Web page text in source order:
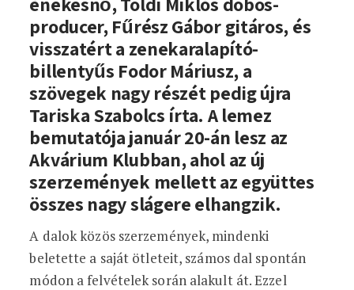
producer, Fűrész Gábor gitáros, és
visszatért a zenekaralapító-
billentyűs Fodor Máriusz, a
szövegek nagy részét pedig újra
Tariska Szabolcs írta. A lemez
bemutatója január 20-án lesz az
Akvárium Klubban, ahol az új
szerzemények mellett az együttes
összes nagy slágere elhangzik.
A dalok közös szerzemények, mindenki
beletette a saját ötleteit, számos dal spontán
módon a felvételek során alakult át. Ezzel